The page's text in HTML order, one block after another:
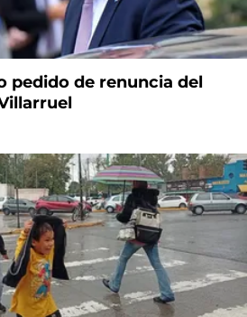
pedido de renuncia del